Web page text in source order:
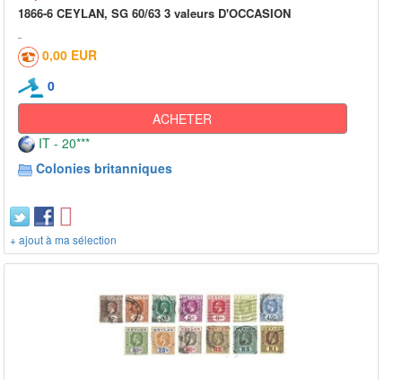
1866-6 CEYLAN, SG 60/63 3 valeurs D'OCCASION
0,00 EUR
0
ACHETER
IT - 20***
Colonies britanniques
+ ajout à ma sélection